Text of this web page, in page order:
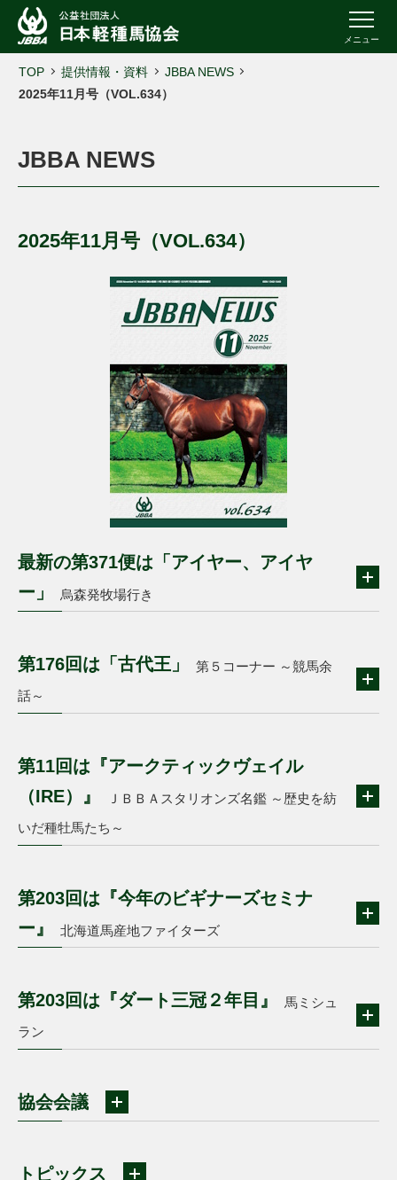
メニュー
TOP 提供情報・資料
JBBA NEWS
2025年11月号（VOL.634）
JBBA NEWS
2025年11月号（VOL.634）
最新の第371便は「アイヤー、アイヤ
ー」
烏森発牧場行き
第176回は「古代王」
第５コーナー ～競馬余
話～
第11回は『アークティックヴェイル
（IRE）』
ＪＢＢＡスタリオンズ名鑑 ～歴史を紡
いだ種牡馬たち～
第203回は『今年のビギナーズセミナ
ー』
北海道馬産地ファイターズ
第203回は『ダート三冠２年目』
馬ミシュ
ラン
協会会議
トピックス